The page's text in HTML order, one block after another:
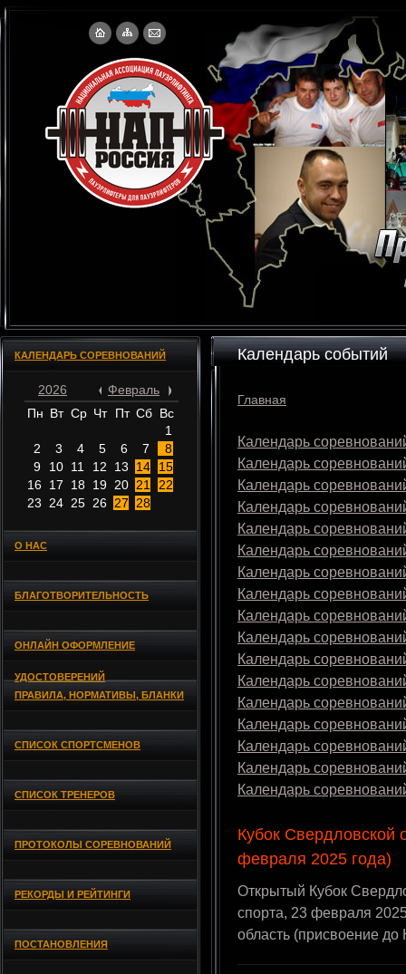
КАЛЕНДАРЬ СОРЕВНОВАНИЙ
2026
Февраль
Пн Вт Ср Чт Пт Сб Вс
1
2
3 4 5 6 7
8
9
10 11 12 13 14
15
16 17 18 19 20 21
22
23
24 25 26 27 28
О НАС
БЛАГОТВОРИТЕЛЬНОСТЬ
ОНЛАЙН ОФОРМЛЕНИЕ
УДОСТОВЕРЕНИЙ
ПРАВИЛА, НОРМАТИВЫ, БЛАНКИ
СПИСОК СПОРТСМЕНОВ
СПИСОК ТРЕНЕРОВ
ПРОТОКОЛЫ СОРЕВНОВАНИЙ
РЕКОРДЫ И РЕЙТИНГИ
ПОСТАНОВЛЕНИЯ
Календарь событий
Главная
Календарь
Календарь
Календарь
Календарь
Календарь
Календарь
Календарь
Календарь
Календарь
Календарь
Календарь
Календарь
Календарь
Календарь
Календарь
Календарь
Календарь
Кубок Свердловской
февраля 2025 года)
Открытый Кубок
спорта, 23 февраля
область (присвоение